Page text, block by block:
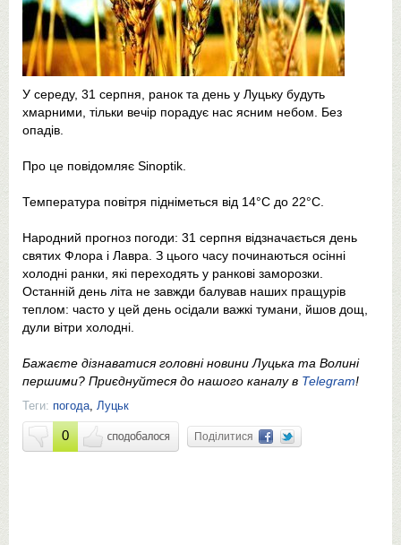
У середу, 31 серпня, ранок та день у Луцьку будуть
хмарними, тільки вечір порадує нас ясним небом. Без
опадів.
Про це повідомляє Sinoptik.
Температура повітря підніметься від 14°С до 22°С.
Народний прогноз погоди: 31 серпня відзначається день
святих Флора і Лавра. З цього часу починаються осінні
холодні ранки, які переходять у ранкові заморозки.
Останній день літа не завжди балував наших пращурів
теплом: часто у цей день осідали важкі тумани, йшов дощ,
дули вітри холодні.
Бажаєте дізнаватися головні новини Луцька та Волині
першими? Приєднуйтеся до нашого каналу в Telegram!
Теги: погода, Луцьк
0 Поділитися